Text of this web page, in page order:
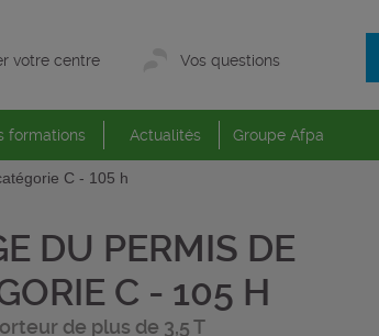
votre centre Vos questions
formations Actualités Groupe Afpa
C - 105 h
DU PERMIS DE
C - 105 H
de plus de 3,5 T